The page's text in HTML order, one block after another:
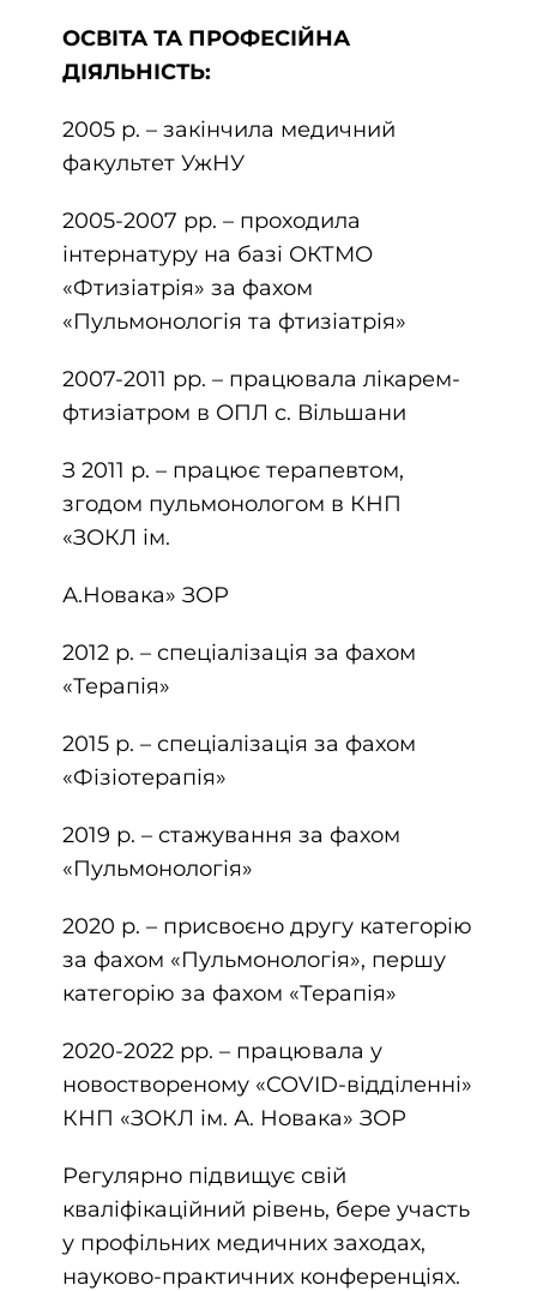
ОСВІТА ТА ПРОФЕСІЙНА
ДІЯЛЬНІСТЬ:
2005 р. – закінчила медичний
факультет УжНУ
2005-2007 рр. – проходила
інтернатуру на базі ОКТМО
«Фтизіатрія» за фахом
«Пульмонологія та фтизіатрія»
2007-2011 рр. – працювала лікарем-
фтизіатром в ОПЛ с. Вільшани
З 2011 р. – працює терапевтом,
згодом пульмонологом в КНП
«ЗОКЛ ім.
А.Новака» ЗОР
2012 р. – спеціалізація за фахом
«Терапія»
2015 р. – спеціалізація за фахом
«Фізіотерапія»
2019 р. – стажування за фахом
«Пульмонологія»
2020 р. – присвоєно другу категорію
за фахом «Пульмонологія», першу
категорію за фахом «Терапія»
2020-2022 рр. – працювала у
новоствореному «COVID-відділенні»
КНП «ЗОКЛ ім. А. Новака» ЗОР
Регулярно підвищує свій
кваліфікаційний рівень, бере участь
у профільних медичних заходах,
науково-практичних конференціях.